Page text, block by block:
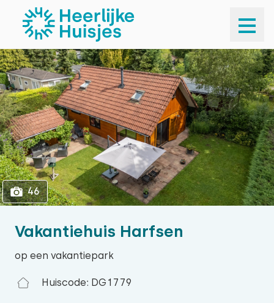
1
Vakantiehuis Harfsen
op een vakantiepark
Huiscode: DG1779
46